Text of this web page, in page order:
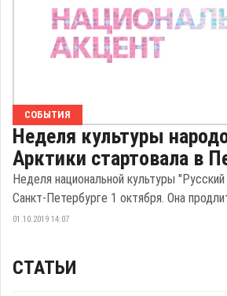
СОБЫТИЯ
Неделя культуры
Арктики стартовала в
Неделя национальной культуры
Санкт-Петербурге 1 октября. Она
01.10.2019 14:07
СТАТЬИ